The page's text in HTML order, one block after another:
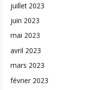
juillet 2023
juin 2023
mai 2023
avril 2023
mars 2023
février 2023